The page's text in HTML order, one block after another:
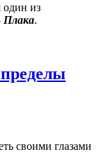
один из
Плака.
своими глазами